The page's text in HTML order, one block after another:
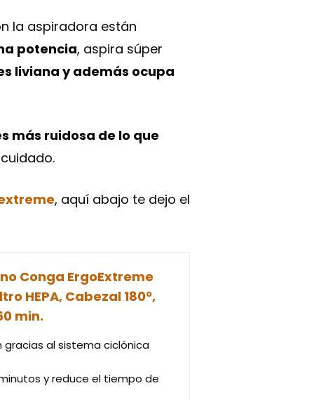
la aspiradora están
potencia, aspira súper
liviana y además ocupa
más ruidosa de lo que
, aquí abajo te dejo el
Conga ErgoExtreme
HEPA, Cabezal 180º,
min.
al sistema ciclónica
y reduce el tiempo de